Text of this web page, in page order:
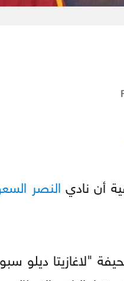
أن نادي النصر
"لاغازيتا ديلو